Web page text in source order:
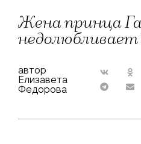
Жена принца
автор
Елизавета
Федорова